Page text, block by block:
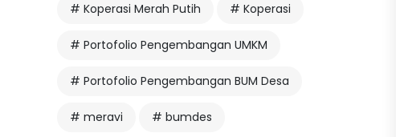
# Koperasi Merah Putih # Koperasi
# Portofolio Pengembangan UMKM
# Portofolio Pengembangan BUM Desa
# meravi # bumdes